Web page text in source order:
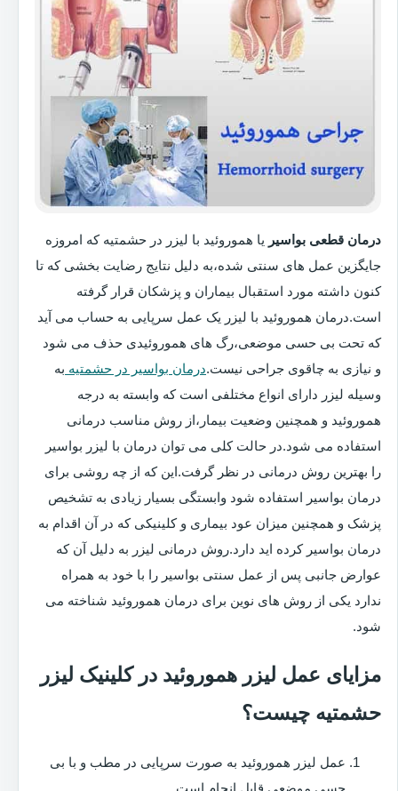
درمان قطعی بواسیر یا هموروئید با لیزر در حشمتیه که امروزه
جایگزین عمل های سنتی شده،به دلیل نتایج رضایت بخشی که تا
کنون داشته مورد استقبال بیماران و پزشکان قرار گرفته
است.درمان هموروئید با لیزر یک عمل سرپایی به حساب می آید
که تحت بی حسی موضعی،رگ های هموروئیدی حذف می شود
و نیازی به چاقوی جراحی نیست.درمان بواسیر در حشمتیه به
وسیله لیزر دارای انواع مختلفی است که وابسته به درجه
هموروئید و همچنین وضعیت بیمار،از روش مناسب درمانی
استفاده می شود.در حالت کلی می توان درمان با لیزر بواسیر
را بهترین روش درمانی در نظر گرفت.این که از چه روشی برای
درمان بواسیر استفاده شود وابستگی بسیار زیادی به تشخیص
پزشک و همچنین میزان عود بیماری و کلینیکی که در آن اقدام به
درمان بواسیر کرده اید دارد.روش درمانی لیزر به دلیل آن که
عوارض جانبی پس از عمل سنتی بواسیر را با خود به همراه
ندارد یکی از روش های نوین برای درمان هموروئید شناخته می
شود.
مزایای عمل لیزر هموروئید در کلینیک لیزر
حشمتیه چیست؟
عمل لیزر هموروئید به صورت سرپایی در مطب و با بی
حسی موضعی قابل انجام است